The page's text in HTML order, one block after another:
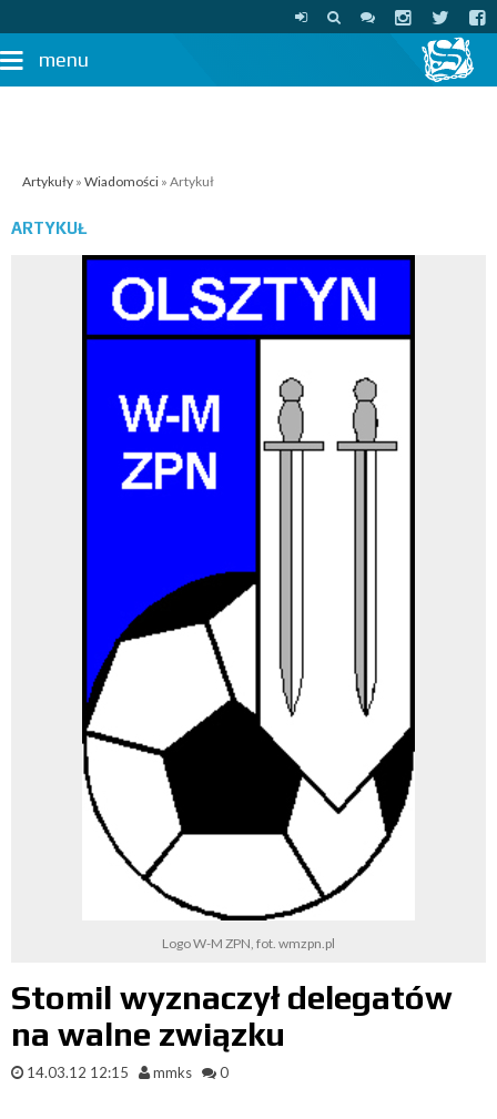
menu
Artykuły » Wiadomości » Artykuł
ARTYKUŁ
Logo W-M ZPN, fot. wmzpn.pl
Stomil wyznaczył delegatów
na walne związku
14.03.12 12:15 mmks 0